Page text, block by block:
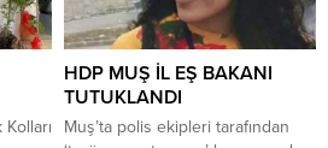
HDP MUŞ İL EŞ BAKANI
TUTUKLANDI
Muş’ta polis ekipleri tarafından